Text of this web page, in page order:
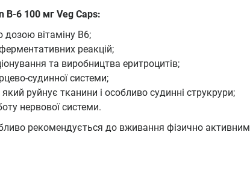
B-6 100 мг Veg Caps:
дозою вітаміну В6;
реакцій;
та виробництва еритроцитів;
судинної системи;
руйнує тканини і особливо судинні струкрури;
нервової системи.
рекомендується до вживання фізично активним